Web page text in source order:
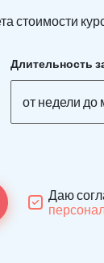
стоимости
Длительность
от недели до
Даю